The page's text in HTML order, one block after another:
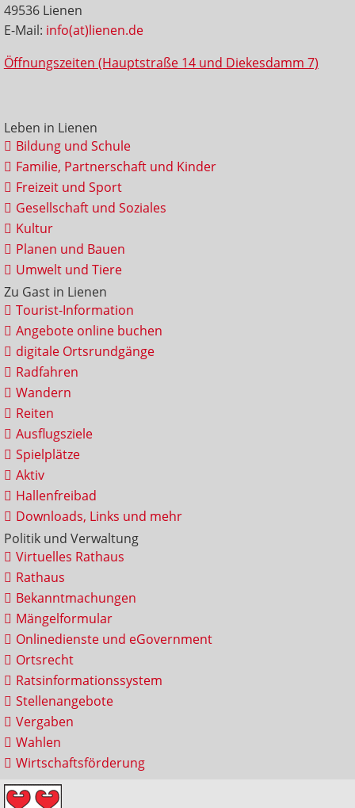
49536 Lienen
E-Mail: info(at)lienen.de
Öffnungszeiten (Hauptstraße 14 und Diekesdamm 7)
Leben in Lienen
Bildung und Schule
Familie, Partnerschaft und Kinder
Freizeit und Sport
Gesellschaft und Soziales
Kultur
Planen und Bauen
Umwelt und Tiere
Zu Gast in Lienen
Tourist-Information
Angebote online buchen
digitale Ortsrundgänge
Radfahren
Wandern
Reiten
Ausflugsziele
Spielplätze
Aktiv
Hallenfreibad
Downloads, Links und mehr
Politik und Verwaltung
Virtuelles Rathaus
Rathaus
Bekanntmachungen
Mängelformular
Onlinedienste und eGovernment
Ortsrecht
Ratsinformationssystem
Stellenangebote
Vergaben
Wahlen
Wirtschaftsförderung